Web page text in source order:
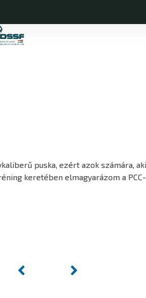
puska, ezért azok számára,
keretében elmagyarázom a